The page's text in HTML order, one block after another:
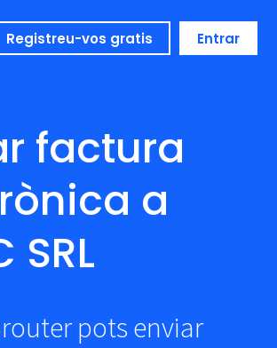
Registreu-vos gratis Entrar
factura
a
SRL
pots enviar